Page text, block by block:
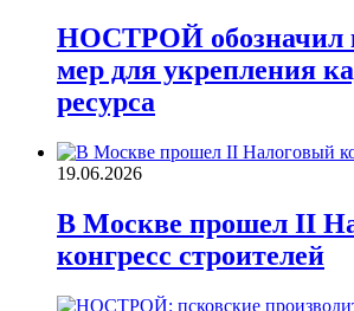
НОСТРОЙ обозначил
мер для укрепления
ресурса
19.06.2026
В Москве прошел II
конгресс строителей